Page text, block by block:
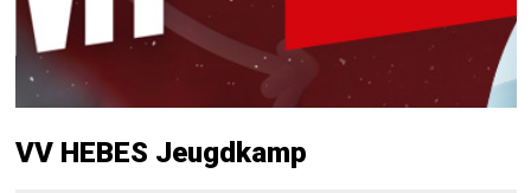
VV HEBES Jeugdkamp